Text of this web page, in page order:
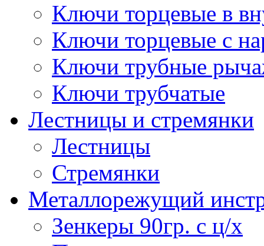
Ключи торцевые в
Ключи торцевые с
Ключи трубные
Ключи трубчатые
Лестницы и стремянки
Лестницы
Стремянки
Металлорежущий
Зенкеры 90гр. с ц/х